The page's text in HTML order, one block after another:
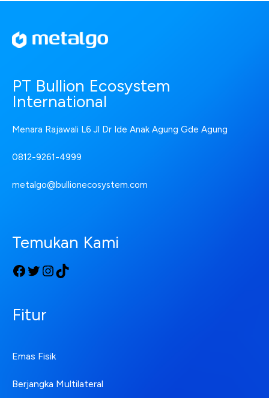
PT Bullion Ecosystem
International
Menara Rajawali L6 Jl Dr Ide Anak Agung Gde Agung
0812-9261-4999
metalgo@bullionecosystem.com
Temukan Kami
Fitur
Emas Fisik
Berjangka Multilateral